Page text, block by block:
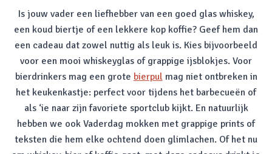
Is jouw vader een liefhebber van een goed glas whiskey,
een koud biertje of een lekkere kop koffie? Geef hem dan
een cadeau dat zowel nuttig als leuk is. Kies bijvoorbeeld
voor een mooi whiskeyglas of grappige ijsblokjes. Voor
bierdrinkers mag een grote bierpul mag niet ontbreken in
het keukenkastje: perfect voor tijdens het barbecueën of
als ‘ie naar zijn favoriete sportclub kijkt. En natuurlijk
hebben we ook Vaderdag mokken met grappige prints of
teksten die hem elke ochtend doen glimlachen. Of het nu